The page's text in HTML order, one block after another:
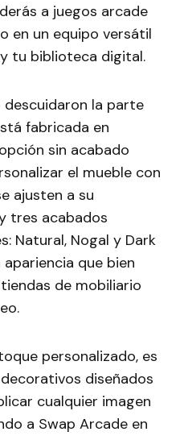
a juegos arcade
en un equipo versátil
tu biblioteca digital.
descuidaron la parte
fabricada en
sin acabado
el mueble con
ajusten a su
tres acabados
Natural, Nogal y Dark
que bien
de mobiliario
personalizado, es
diseñados
cualquier imagen
a Swap Arcade en